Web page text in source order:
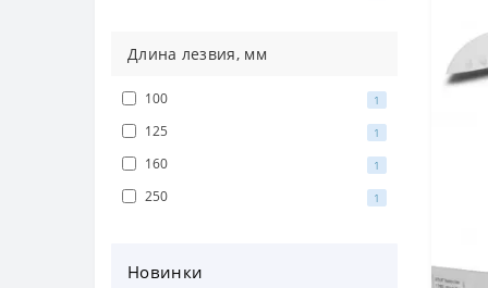
Длина лезвия, мм
100 1
125 1
160 1
250 1
Новинки